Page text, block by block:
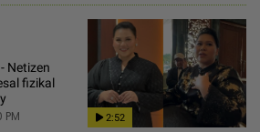
Netizen
fizikal
2:52